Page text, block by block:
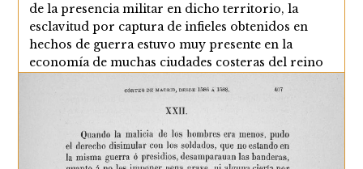
de la presencia militar en dicho territorio, la
esclavitud por captura de infieles obtenidos en
hechos de guerra estuvo muy presente en la
economía de muchas ciudades costeras del reino
manifiesto numerosos especialistas, el fenómeno
esclavista tuvo una gran relevancia social y
económica en el área mediterránea, asumido
desde el punto…